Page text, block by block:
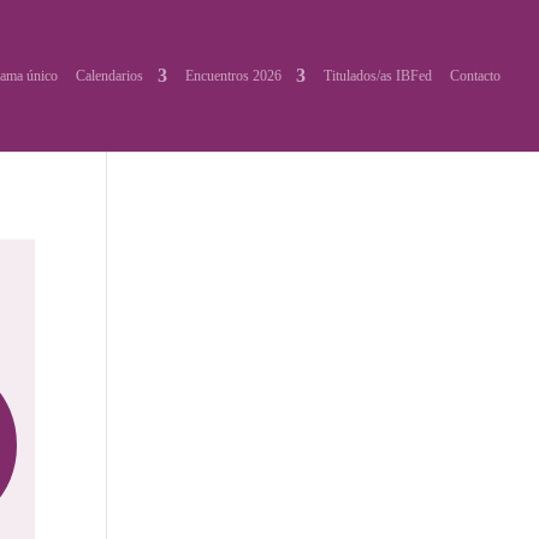
único Calendarios Encuentros 2026 Titulados/as IBFed Contacto